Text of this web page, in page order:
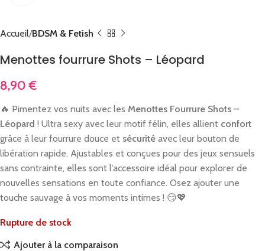
Accueil BDSM & Fetish
Menottes fourrure Shots – Léopard
8,90€
🔥 Pimentez vos nuits avec les Menottes Fourrure Shots –
Léopard ! Ultra sexy avec leur motif félin, elles allient confort
grâce à leur fourrure douce et sécurité avec leur bouton de
libération rapide. Ajustables et conçues pour des jeux sensuels
sans contrainte, elles sont l’accessoire idéal pour explorer de
nouvelles sensations en toute confiance. Osez ajouter une
touche sauvage à vos moments intimes ! 😏💖
Rupture de stock
Ajouter à la comparaison